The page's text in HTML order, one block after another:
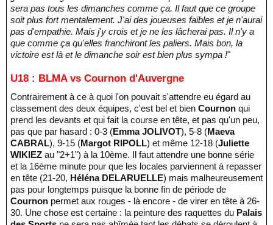
sera pas tous les dimanches comme ça. Il faut que ce groupe
soit plus fort mentalement. J'ai des joueuses faibles et je n'aurai
pas d'empathie. Mais j'y crois et je ne les lâcherai pas. Il n'y a
que comme ça qu'elles franchiront les paliers. Mais bon, la
victoire est là et le dimanche soir est bien plus sympa !"
U18 : BLMA vs Cournon d'Auvergne
Contrairement à ce à quoi l'on pouvait s'attendre eu égard au
classement des deux équipes, c'est bel et bien Cournon qui
prend les devants et qui fait la course en tête, et pas qu'un peu,
pas que par hasard : 0-3 (Emma JOLIVOT), 5-8 (Maeva
CABRAL), 9-15 (Margot RIPOLL) et même 12-18 (Juliette
WIKIEZ au "2+1") à la 10ème. Il faut attendre une bonne série
et la 16ème minute pour que les locales parviennent à repasser
en tête (21-20, Héléna DELARUELLE) mais malheureusement
pas pour longtemps puisque la bonne fin de période de
Cournon permet aux rouges - là encore - de virer en tête à 26-
30. Une chose est certaine : la peinture des raquettes du Palais